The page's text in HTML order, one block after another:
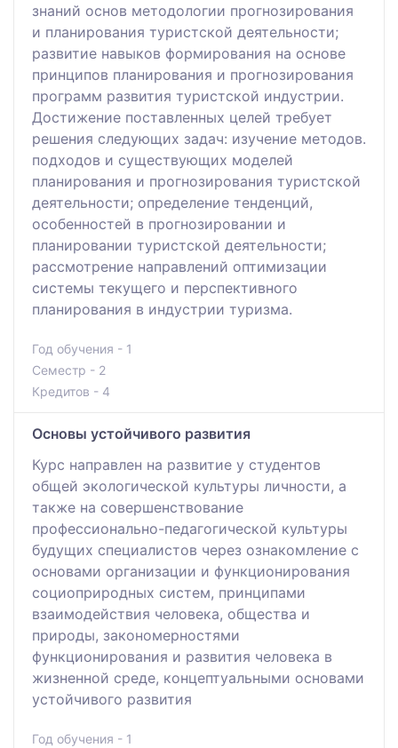
знаний основ методологии прогнозирования
и планирования туристской деятельности;
развитие навыков формирования на основе
принципов планирования и прогнозирования
программ развития туристской индустрии.
Достижение поставленных целей требует
решения следующих задач: изучение методов.
подходов и существующих моделей
планирования и прогнозирования туристской
деятельности; определение тенденций,
особенностей в прогнозировании и
планировании туристской деятельности;
рассмотрение направлений оптимизации
системы текущего и перспективного
планирования в индустрии туризма.
Год обучения - 1
Семестр - 2
Кредитов - 4
Основы устойчивого развития
Курс направлен на развитие у студентов
общей экологической культуры личности, а
также на совершенствование
профессионально-педагогической культуры
будущих специалистов через ознакомление с
основами организации и функционирования
социоприродных систем, принципами
взаимодействия человека, общества и
природы, закономерностями
функционирования и развития человека в
жизненной среде, концептуальными основами
устойчивого развития
Год обучения - 1